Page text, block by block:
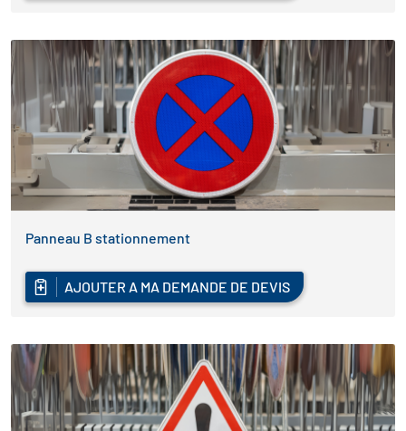
Panneau B stationnement
AJOUTER A MA DEMANDE DE DEVIS